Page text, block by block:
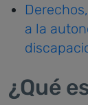
a la
¿Qué